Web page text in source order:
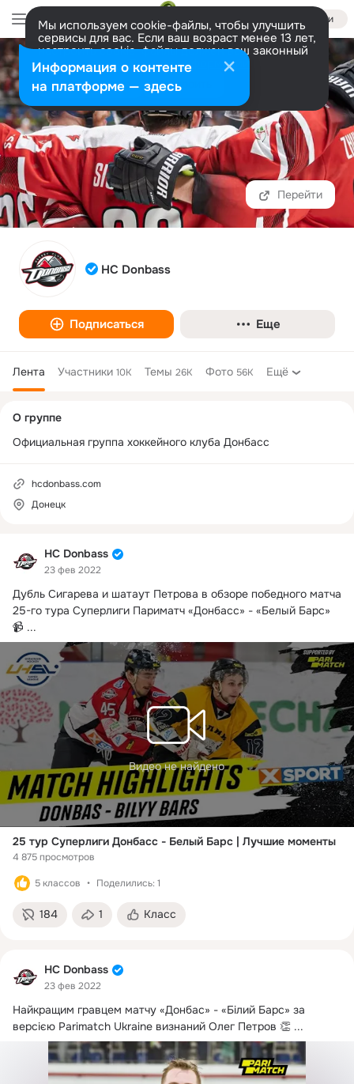
Войти
Мы используем cookie-файлы, чтобы улучшить
сервисы для вас. Если ваш возраст менее 13 лет,
настроить cookie-файлы должен ваш законный
представитель. Больше информации
Разрешить все Настроить
Перейти
HC Donbass
Подписаться Еще
Лента Участники 10K Темы 26K Фото 56K Ещё
HC Donbass
23 фев 2022
Дубль Сигарева и шатаут Петрова в обзоре победного матча
25-го тура Суперлиги Париматч «Донбасс» - «Белый Барс»
📹 ...
Видео не найдено
25 тур Суперлиги Донбасс - Белый Барс | Лучшие моменты
4 875 просмотров
5 классов Поделились: 1
184 1 Класс
HC Donbass
23 фев 2022
Найкращим гравцем матчу «Донбас» - «Білий Барс» за
версією Parimatch Ukraine визнаний Олег Петров 👏 ...
колонка
О группе
Официальная группа хоккейного клуба Донбасс
hcdonbass.com
Донецк
Информация о контенте
на платформе — здесь